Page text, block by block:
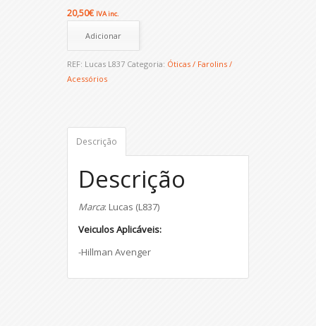
20,50€ IVA inc.
Adicionar
REF: Lucas L837 Categoria: Óticas / Farolins /
Acessórios
Descrição
Descrição
Marca: Lucas (L837)
Veiculos Aplicáveis:
-Hillman Avenger